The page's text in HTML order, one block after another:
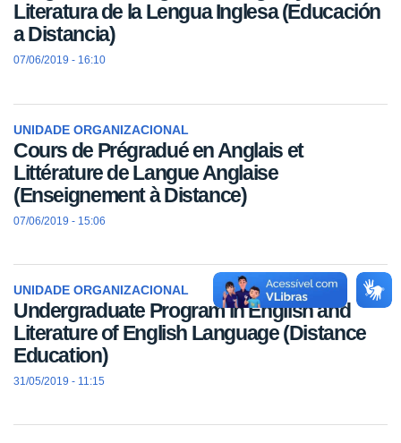
Literatura de la Lengua Inglesa (Educación
a Distancia)
07/06/2019 - 16:10
UNIDADE ORGANIZACIONAL
Cours de Prégradué en Anglais et
Littérature de Langue Anglaise
(Enseignement à Distance)
07/06/2019 - 15:06
UNIDADE ORGANIZACIONAL
Undergraduate Program in English and
Literature of English Language (Distance
Education)
31/05/2019 - 11:15